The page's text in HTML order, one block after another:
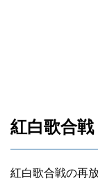
紅白歌合
紅白歌合戦の再放